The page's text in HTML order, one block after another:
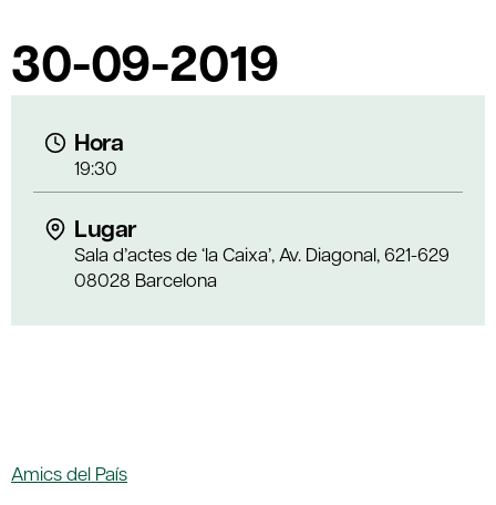
30-09-2019
Hora
19:30
Lugar
Sala d’actes de ‘la Caixa’, Av. Diagonal, 621-629
08028 Barcelona
Amics del País